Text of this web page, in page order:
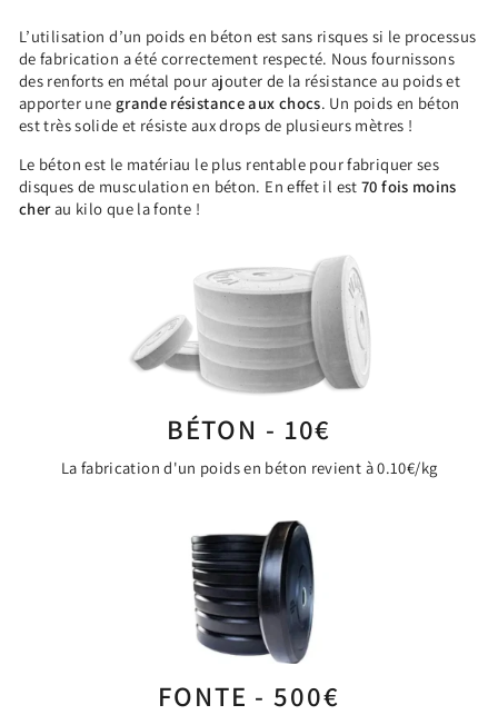
L’utilisation d’un poids en béton est sans risques si le processus
de fabrication a été correctement respecté. Nous fournissons
des renforts en métal pour ajouter de la résistance au poids et
apporter une grande résistance aux chocs. Un poids en béton
est très solide et résiste aux drops de plusieurs mètres !
Le béton est le matériau le plus rentable pour fabriquer ses
disques de musculation en béton. En effet il est70 fois moins
cherau kilo que la fonte !
BÉTON - 10€
La fabrication d'un poids en béton revient à 0.10€/kg
FONTE - 500€